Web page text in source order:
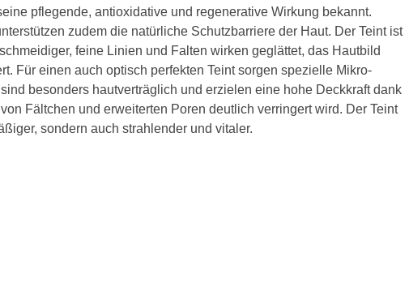
pflegende, antioxidative und regenerative Wirkung bekannt.
zudem die natürliche Schutzbarriere der Haut. Der Teint ist
feine Linien und Falten wirken geglättet, das Hautbild
Für einen auch optisch perfekten Teint sorgen spezielle Mikro-
besonders hautverträglich und erzielen eine hohe Deckkraft dank
Fältchen und erweiterten Poren deutlich verringert wird. Der Teint
sondern auch strahlender und vitaler.